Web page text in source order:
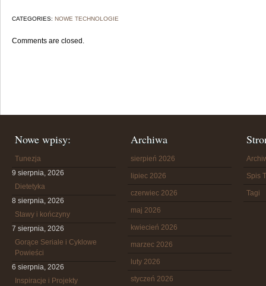
CATEGORIES: NOWE TECHNOLOGIE
Comments are closed.
Nowe wpisy:
Tunezja
9 sierpnia, 2026
Dietetyka
8 sierpnia, 2026
Stawy i kończyny
7 sierpnia, 2026
Gorące Seriale i Cyklowe
Powieści
6 sierpnia, 2026
Inspiracje i Projekty
Archiwa
sierpień 2026
lipiec 2026
czerwiec 2026
maj 2026
kwiecień 2026
marzec 2026
luty 2026
styczeń 2026
Spis
Tagi